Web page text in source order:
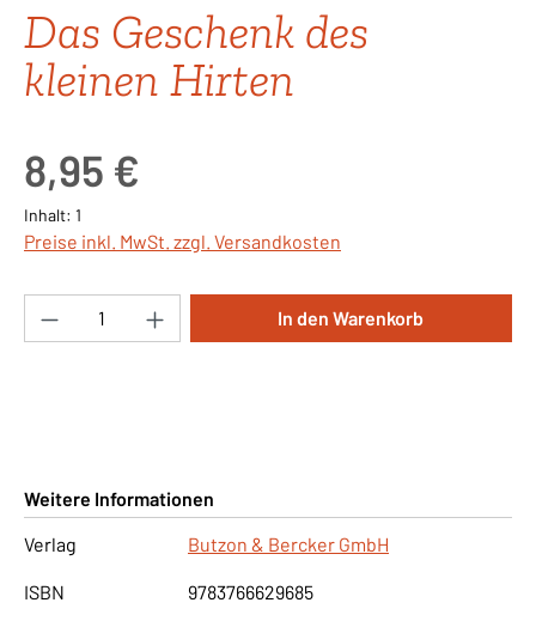
Das Geschenk des
kleinen Hirten
8,95 €
Inhalt: 1
Preise inkl. MwSt. zzgl. Versandkosten
Produkt Anzahl: Gib den gewünschten
In den Warenkorb
Weitere Informationen
Verlag
Butzon & Bercker GmbH
ISBN 9783766629685